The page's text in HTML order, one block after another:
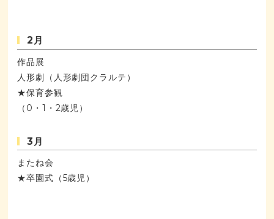
2月
作品展
人形劇（人形劇団クラルテ）
★保育参観
（0・1・2歳児）
3月
またね会
★卒園式（5歳児）